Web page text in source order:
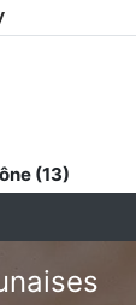
(13)